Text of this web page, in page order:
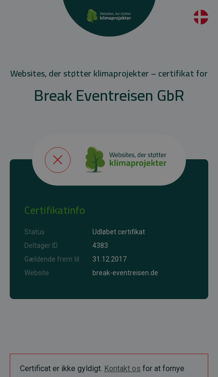
Websites, der støtter klimaprojekter – certifikat for
Break Eventreisen GbR
Certifikatinfo
Status
Udløbet certifikat
Deltager ID
4383
Gældende frem til
31.12.2017
Website
break-eventreisen.de
Certificat er ikke gyldigt. Kontakt os for at fornye